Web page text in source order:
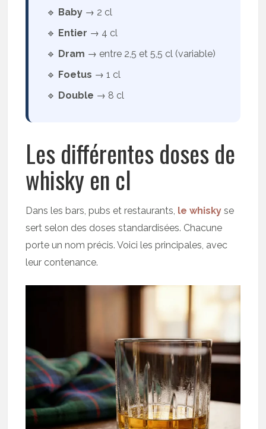
🔹 Baby → 2 cl
🔹 Entier → 4 cl
🔹 Dram → entre 2,5 et 5,5 cl (variable)
🔹 Foetus → 1 cl
🔹 Double → 8 cl
Les différentes doses de
whisky en cl
Dans les bars, pubs et restaurants, le whisky se
sert selon des doses standardisées. Chacune
porte un nom précis. Voici les principales, avec
leur contenance.